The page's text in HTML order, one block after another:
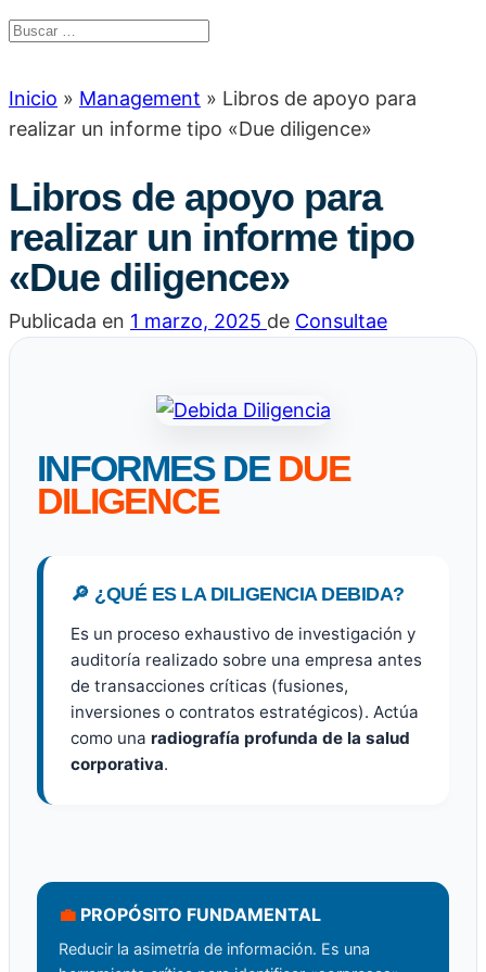
Inicio » Management » Libros de apoyo para
realizar un informe tipo «Due diligence»
Libros de apoyo para
realizar un informe tipo
«Due diligence»
Publicada en 1 marzo, 2025 de Consultae
INFORMES DE DUE
DILIGENCE
🔎 ¿QUÉ ES LA DILIGENCIA DEBIDA?
Es un proceso exhaustivo de investigación y
auditoría realizado sobre una empresa antes
de transacciones críticas (fusiones,
inversiones o contratos estratégicos). Actúa
como una radiografía profunda de la salud
corporativa.
💼 PROPÓSITO FUNDAMENTAL
Reducir la asimetría de información. Es una